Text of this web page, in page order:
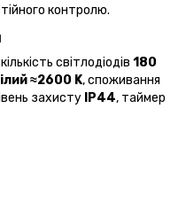
контролю.
світлодіодів 180
≈2600 K, споживання
захисту IP44, таймер